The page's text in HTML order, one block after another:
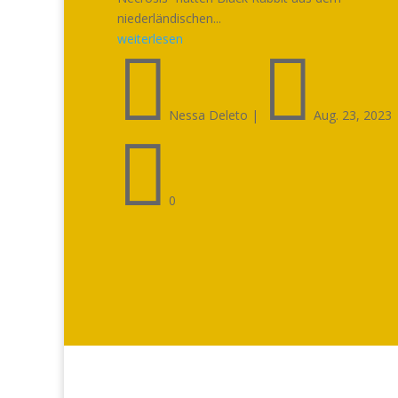
niederländischen...
weiterlesen
 Nessa Deleto |  Aug. 23, 2023
 0